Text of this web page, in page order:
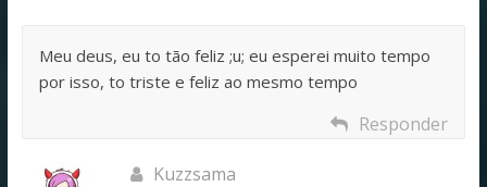
Meu deus, eu to tão feliz ;u; eu esperei muito tempo
por isso, to triste e feliz ao mesmo tempo
Responder
Kuzzsama